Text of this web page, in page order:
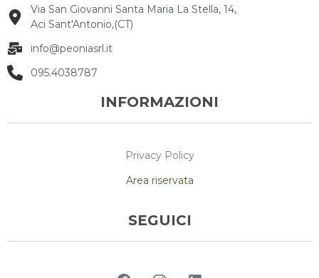
Via San Giovanni Santa Maria La Stella, 14,
Aci Sant'Antonio,(CT)
info@peoniasrl.it
095.4038787
INFORMAZIONI
Privacy Policy
Area riservata
SEGUICI